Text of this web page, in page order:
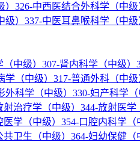
326-中西医结合外科学（中级
） 337-中医耳鼻喉科学（中级
中级） 307-肾内科学（中级）
学（中级） 317-普通外科（中级
外科学（中级） 330-妇产科学（
射治疗学（中级） 344-放射医学
医学（中级） 354-口腔内科学（
共卫生（中级） 364-妇幼保健（